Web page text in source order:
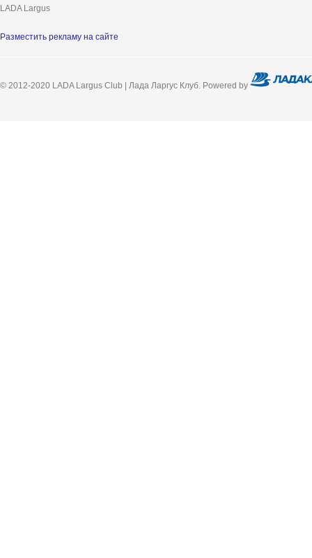
LADA Largus
Разместить рекламу на сайте
© 2012-2020 LADA Largus Club | Лада Ларгус Клуб. Powered by